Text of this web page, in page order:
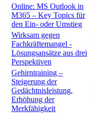
Online: MS Outlook in
M365 – Key Topics für
den Ein- oder Umstieg
Wirksam gegen
Fachkräftemangel -
Lösungsansätze aus drei
Perspektiven
Gehirntraining –
Steigerung der
Gedächtnisleistung,
Erhöhung der
Merkfähigkeit